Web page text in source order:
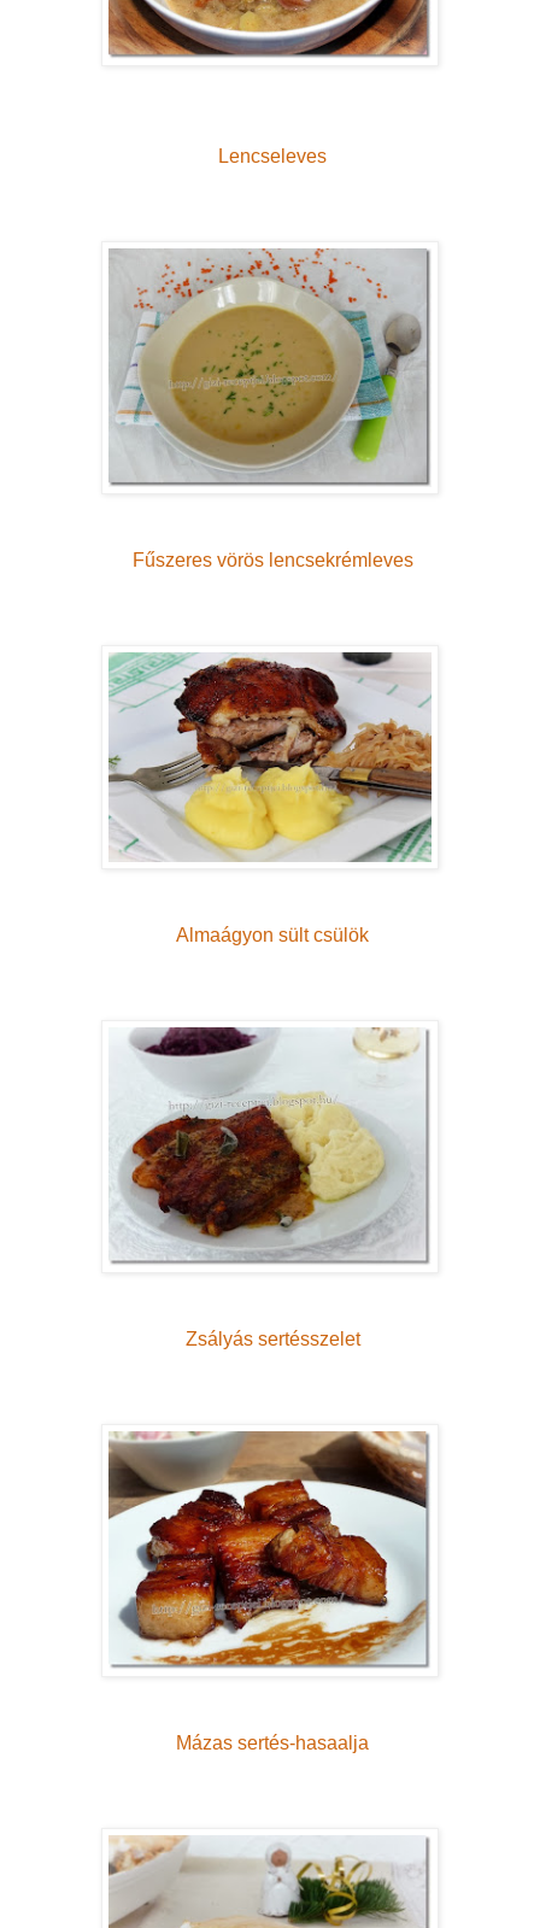
Lencseleves
Fűszeres vörös lencsekrémleves
Almaágyon sült csülök
Zsályás sertésszelet
Mázas sertés-hasaalja